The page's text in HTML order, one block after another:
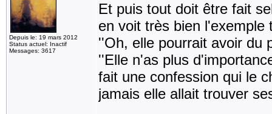
Depuis le: 19 mars 2012
Status actuel: Inactif
Messages: 3617
Et puis tout doit être fait
en voit très bien l'exemple
''Oh, elle pourrait avoir du
''Elle n'as plus
fait une confession qui le
jamais elle allait trouver